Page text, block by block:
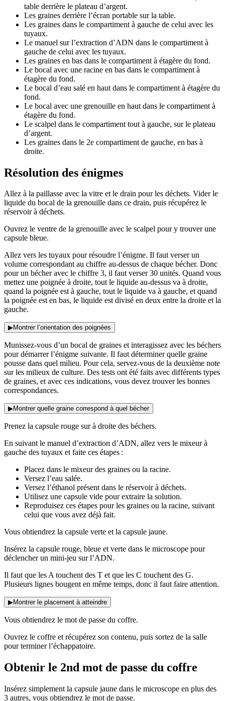
table derrière le plateau d’argent.
Les graines derrière l’écran portable sur la table.
Les graines dans le compartiment à gauche de celui avec les
tuyaux.
Le manuel sur l’extraction d’ADN dans le compartiment à
gauche de celui avec les tuyaux.
Les graines en bas dans le compartiment à étagère du fond.
Le bocal avec une racine en bas dans le compartiment à
étagère du fond.
Le bocal d’eau salé en haut dans le compartiment à étagère du
fond.
Le bocal avec une grenouille en haut dans le compartiment à
étagère du fond.
Le scalpel dans le compartiment tout à gauche, sur le plateau
d’argent.
Les graines dans le 2e compartiment de gauche, en bas à
droite.
Résolution des énigmes
Allez à la paillasse avec la vitre et le drain pour les déchets. Vider le
liquide du bocal de la grenouille dans ce drain, puis récupérez le
réservoir à déchets.
Ouvrez le ventre de la grenouille avec le scalpel pour y trouver une
capsule bleue.
Allez vers les tuyaux pour résoudre l’énigme. Il faut verser un
volume correspondant au chiffre au-dessus de chaque bécher. Donc
pour un bécher avec le chiffre 3, il faut verser 30 unités. Quand vous
mettez une poignée à droite, tout le liquide au-dessus va à droite,
quand la poignée est à gauche, tout le liquide va à gauche, et quand
la poignée est en bas, le liquide est divisé en deux entre la droite et la
gauche.
▶Montrer l’orientation des poignées
Munissez-vous d’un bocal de graines et interagissez avec les béchers
pour démarrer l’énigme suivante. Il faut déterminer quelle graine
pousse dans quel milieu. Pour cela, servez-vous de la deuxième note
sur les milieux de culture. Des tests ont été faits avec différents types
de graines, et avec ces indications, vous devez trouver les bonnes
correspondances.
▶Montrer quelle graine correspond à quel bécher
Prenez la capsule rouge sur à droite des béchers.
En suivant le manuel d’extraction d’ADN, allez vers le mixeur à
gauche des tuyaux et faite ces étapes :
Placez dans le mixeur des graines ou la racine.
Versez l’eau salée.
Versez l’éthanol présent dans le réservoir à déchets.
Utilisez une capsule vide pour extraire la solution.
Reproduisez ces étapes pour les graines ou la racine, suivant
celui que vous avez déjà fait.
Vous obtiendrez la capsule verte et la capsule jaune.
Insérez la capsule rouge, bleue et verte dans le microscope pour
déclencher un mini-jeu sur l’ADN.
Il faut que les A touchent des T et que les C touchent des G.
Plusieurs lignes bougent en même temps, donc il faut faire attention.
▶Montrer le placement à atteindre
Vous obtiendrez le mot de passe du coffre.
Ouvrez le coffre et récupérez son contenu, puis sortez de la salle
pour terminer l’échappatoire.
Obtenir le 2nd mot de passe du coffre
Insérez simplement la capsule jaune dans le microscope en plus des
3 autres, vous obtiendrez le mot de passe.